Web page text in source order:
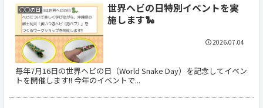
○○の日
世界ヘビの日特別イベントを実
施します🐍
毎年7月16日の世界ヘビの日（World Snake Day）を記念してイベン
トを開催します!! 今年のイベントで...
2026.07.04